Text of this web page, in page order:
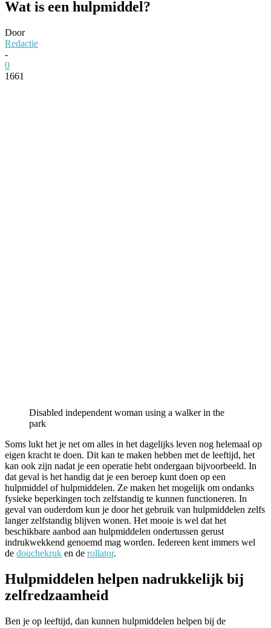
Wat is een hulpmiddel?
Door
Redactie
-
0
1661
Disabled independent woman using a walker in the
park
Soms lukt het je net om alles in het dagelijks leven nog helemaal op
eigen kracht te doen. Dit kan te maken hebben met de leeftijd, het
kan ook zijn nadat je een operatie hebt ondergaan bijvoorbeeld. In
dat geval is het handig dat je een beroep kunt doen op een
hulpmiddel of hulpmiddelen. Ze maken het mogelijk om ondanks
fysieke beperkingen toch zelfstandig te kunnen functioneren. In
geval van ouderdom kun je door het gebruik van hulpmiddelen zelfs
langer zelfstandig blijven wonen. Het mooie is wel dat het
beschikbare aanbod aan hulpmiddelen ondertussen gerust
indrukwekkend genoemd mag worden. Iedereen kent immers wel
de douchekruk en de rollator.
Hulpmiddelen helpen nadrukkelijk bij
zelfredzaamheid
Ben je op leeftijd, dan kunnen hulpmiddelen helpen bij de